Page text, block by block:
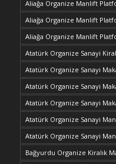
Aliağa Organize Manlift
Aliağa Organize Manlift
Aliağa Organize Manlift
Atatürk Organize Sanayi
Atatürk Organize Sanayi
Atatürk Organize Sanayi
Atatürk Organize Sanayi
Atatürk Organize Sanayi
Atatürk Organize Sanayi
Bağyurdu Organize Kiralık